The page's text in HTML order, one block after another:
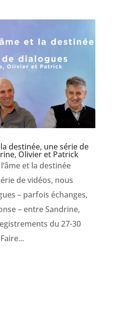
destinée, une série de
Olivier et Patrick
et la destinée
de vidéos, nous
– parfois échanges,
– entre Sandrine,
du 27-30